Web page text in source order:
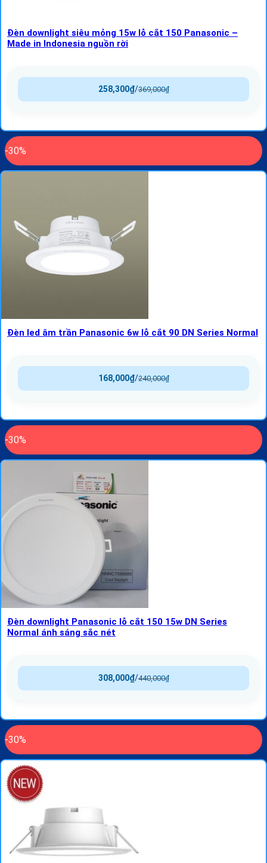
Đèn downlight siêu mỏng 15w lỗ cắt 150 Panasonic –
Made in Indonesia nguồn rời
369,000₫
/
258,300₫
-30%
Đèn led âm trần Panasonic 6w lỗ cắt 90 DN Series Normal
240,000₫
/
168,000₫
-30%
Đèn downlight Panasonic lỗ cắt 150 15w DN Series
Normal ánh sáng sắc nét
440,000₫
/
308,000₫
-30%